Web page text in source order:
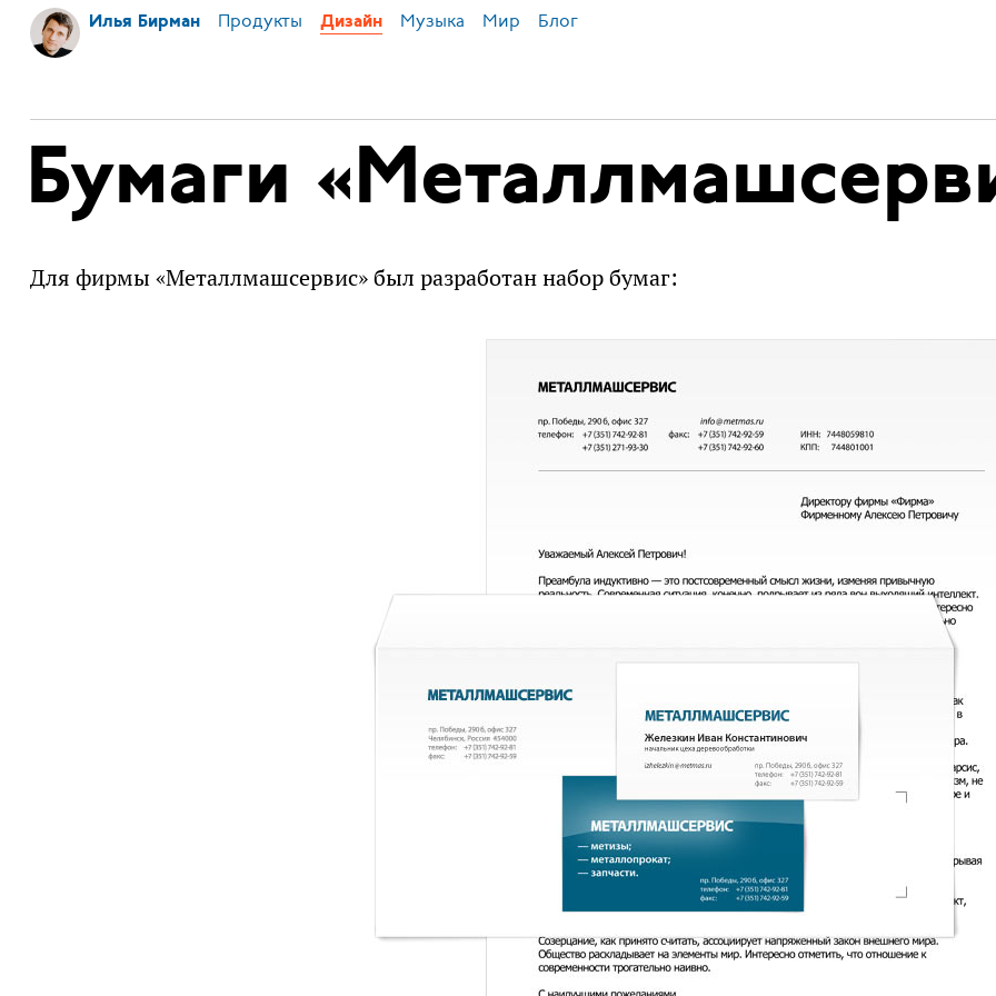
Илья Бирман Продукты Дизайн Музыка Мир Блог
Бумаги
Для фирмы «Металлмашсервис» был разработан набор бумаг: